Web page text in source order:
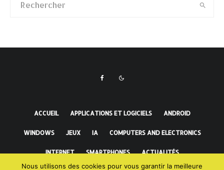
ACCUEIL APPLICATIONS ET LOGICIELS ANDROID
WINDOWS JEUX IA COMPUTERS AND ELECTRONICS
INTERNET SMARTPHONES ACTUALITÉS
Nous utilisons des cookies pour vous garantir la meilleure